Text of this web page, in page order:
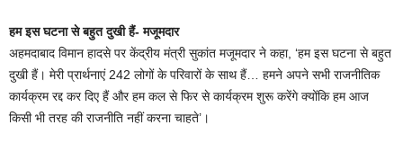
हम इस घटना से बहुत दुखी हैं- मजूमदार
अहमदाबाद विमान हादसे पर केंद्रीय मंत्री सुकांत मजूमदार ने कहा, ‘हम इस घटना से बहुत
दुखी हैं। मेरी प्रार्थनाएं 242 लोगों के परिवारों के साथ हैं… हमने अपने सभी राजनीतिक
कार्यक्रम रद्द कर दिए हैं और हम कल से फिर से कार्यक्रम शुरू करेंगे क्योंकि हम आज
किसी भी तरह की राजनीति नहीं करना चाहते’।